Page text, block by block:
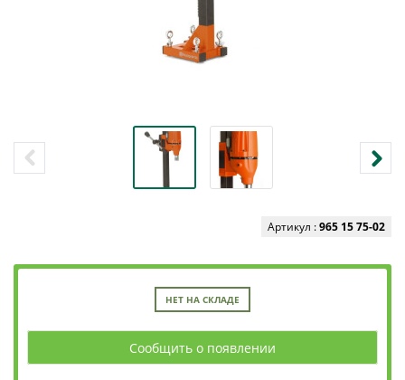
Артикул :965 15 75-02
НЕТ НА СКЛАДЕ
Сообщить о появлении